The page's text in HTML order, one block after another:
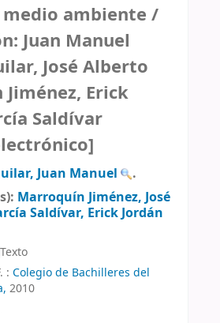
medio ambiente /
Juan Manuel
José Alberto
Erick
Saldívar
Juan Manuel
.
Marroquín Jiménez, José
Saldívar, Erick Jordán
Texto
: Colegio de Bachilleres del
2010